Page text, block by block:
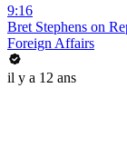
9:16
Bret Stephens on
Foreign Affairs
il y a 12 ans